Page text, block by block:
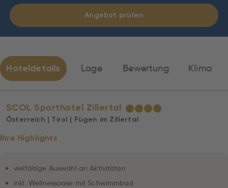
Angebot prüfen
Hoteldetails Lage Bewertung Klima
SCOL Sporthotel Zillertal ★★★★
Österreich | Tirol | Fügen im Zillertal
Ihre Highlights
vielfältige Auswahl an Aktivitäten
inkl. Wellnessoase mit Schwimmbad